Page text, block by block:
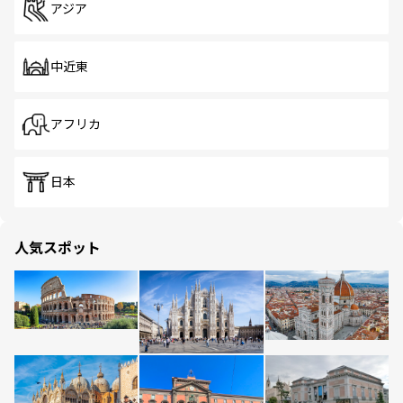
アジア
中近東
アフリカ
日本
人気スポット